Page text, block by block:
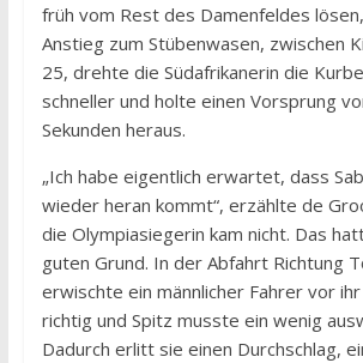
früh vom Rest des Damenfeldes
Anstieg zum Stübenwasen, zwischen
25, drehte die Südafrikanerin die
schneller und holte einen Vorsprung
Sekunden heraus.
„Ich habe eigentlich erwartet, dass
wieder heran kommt“, erzählte de
die Olympiasiegerin kam nicht. Das
guten Grund. In der Abfahrt Richtung
erwischte ein männlicher Fahrer vor
richtig und Spitz musste ein wenig
Dadurch erlitt sie einen Durchschlag,